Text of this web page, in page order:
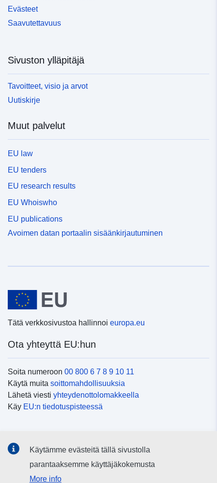
Evästeet
Saavutettavuus
Sivuston ylläpitäjä
Tavoitteet, visio ja arvot
Uutiskirje
Muut palvelut
EU law
EU tenders
EU research results
EU Whoiswho
EU publications
Avoimen datan portaalin sisäänkirjautuminen
Tätä verkkosivustoa hallinnoi europa.eu
Ota yhteyttä EU:hun
Soita numeroon 00 800 6 7 8 9 10 11
Käytä muita soittomahdollisuuksia
Lähetä viesti yhteydenottolomakkeella
Käy EU:n tiedotuspisteessä
sosiaalisessa mediassa
Käytämme evästeitä tällä sivustolla
parantaaksemme käyttäjäkokemusta
More info